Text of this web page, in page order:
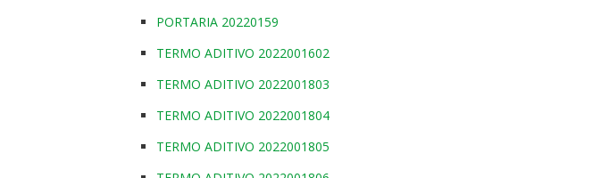
PORTARIA 20220159
TERMO ADITIVO 2022001602
TERMO ADITIVO 2022001803
TERMO ADITIVO 2022001804
TERMO ADITIVO 2022001805